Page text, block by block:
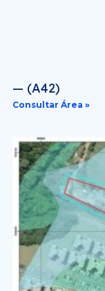
— (A42)
Consultar Área »